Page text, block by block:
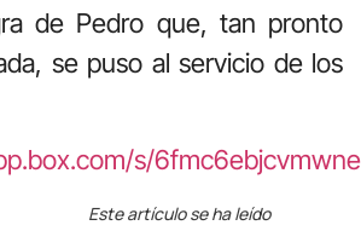
de Pedro que, tan pronto
se puso al servicio de los
s/
Este artículo se ha leído